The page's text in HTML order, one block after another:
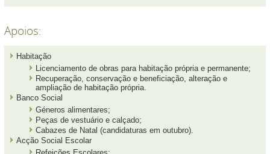
Apoios:
Habitação
Licenciamento de obras para habitação própria e permanente;
Recuperação, conservação e beneficiação, alteração e
ampliação de habitação própria.
Banco Social
Géneros alimentares;
Peças de vestuário e calçado;
Cabazes de Natal (candidaturas em outubro).
Acção Social Escolar